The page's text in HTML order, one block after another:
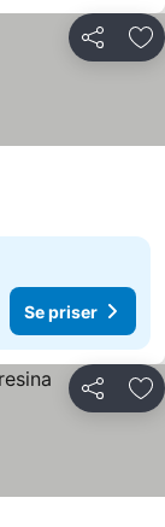
Del
Se priser
Del